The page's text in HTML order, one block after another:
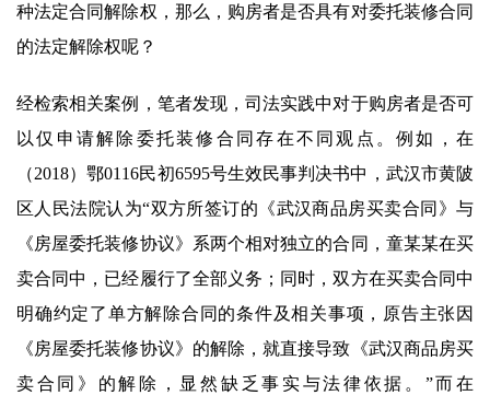
种法定合同解除权，那么，购房者是否具有对委托装修合同
的法定解除权呢？
经检索相关案例，笔者发现，司法实践中对于购房者是否可
以仅申请解除委托装修合同存在不同观点。例如，在
（2018）鄂0116民初6595号生效民事判决书中，武汉市黄陂
区人民法院认为“双方所签订的《武汉商品房买卖合同》与
《房屋委托装修协议》系两个相对独立的合同，童某某在买
卖合同中，已经履行了全部义务；同时，双方在买卖合同中
明确约定了单方解除合同的条件及相关事项，原告主张因
《房屋委托装修协议》的解除，就直接导致《武汉商品房买
卖合同》的解除，显然缺乏事实与法律依据。”而在